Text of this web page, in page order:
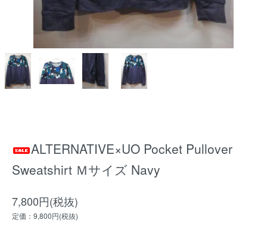
ALTERNATIVE×UO Pocket Pullover
Sweatshirt Ｍサイズ Navy
7,800円(税抜)
定価：9,800円(税抜)